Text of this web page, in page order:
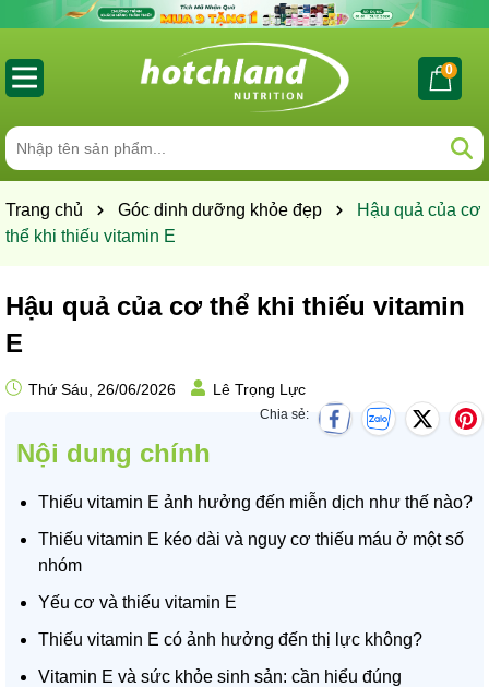
0
Trang chủ Góc dinh dưỡng khỏe đẹp
Hậu quả của cơ
thể khi thiếu vitamin E
Hậu quả của cơ thể khi thiếu vitamin
E
Thứ Sáu, 26/06/2026 Lê Trọng Lực
Chia sẻ:
Nội dung chính
Thiếu vitamin E ảnh hưởng đến miễn dịch như thế nào?
Thiếu vitamin E kéo dài và nguy cơ thiếu máu ở một số
nhóm
Yếu cơ và thiếu vitamin E
Thiếu vitamin E có ảnh hưởng đến thị lực không?
Vitamin E và sức khỏe sinh sản: cần hiểu đúng